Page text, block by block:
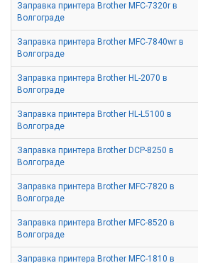
Заправка принтера Brother MFC-7320r в
Волгограде
Заправка принтера Brother MFC-7840wr в
Волгограде
Заправка принтера Brother HL-2070 в
Волгограде
Заправка принтера Brother HL-L5100 в
Волгограде
Заправка принтера Brother DCP-8250 в
Волгограде
Заправка принтера Brother MFC-7820 в
Волгограде
Заправка принтера Brother MFC-8520 в
Волгограде
Заправка принтера Brother MFC-1810 в